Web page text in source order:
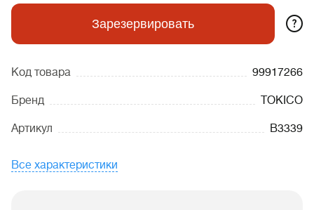
Зарезервировать ?
Код товара 99917266
Бренд TOKICO
Артикул B3339
Все характеристики